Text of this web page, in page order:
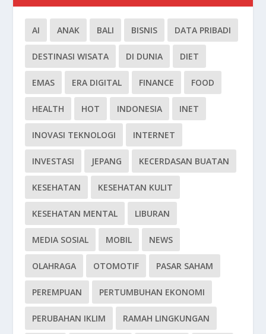
AI ANAK BALI BISNIS DATA PRIBADI
DESTINASI WISATA DI DUNIA DIET
EMAS ERA DIGITAL FINANCE FOOD
HEALTH HOT INDONESIA INET
INOVASI TEKNOLOGI INTERNET
INVESTASI JEPANG KECERDASAN BUATAN
KESEHATAN KESEHATAN KULIT
KESEHATAN MENTAL LIBURAN
MEDIA SOSIAL MOBIL NEWS
OLAHRAGA OTOMOTIF PASAR SAHAM
PEREMPUAN PERTUMBUHAN EKONOMI
PERUBAHAN IKLIM RAMAH LINGKUNGAN